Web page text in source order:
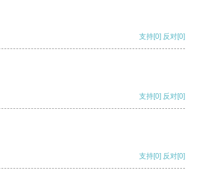
支持[0] 反对[0]
支持[0] 反对[0]
支持[0] 反对[0]